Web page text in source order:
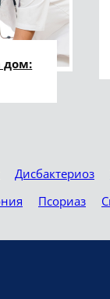
дом:
Дисбактериоз
Псориаз